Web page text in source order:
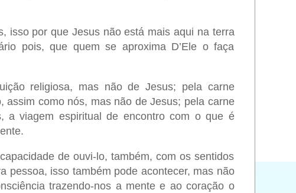
isso por que Jesus não está mais aqui na terra
pois, que quem se aproxima D’Ele o faça
religiosa, mas não de Jesus; pela carne
assim como nós, mas não de Jesus; pela carne
a viagem espiritual de encontro com o que é
de ouvi-lo, também, com os sentidos
pessoa, isso também pode acontecer, mas não
trazendo-nos a mente e ao coração o